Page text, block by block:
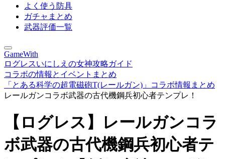
よく使う防具
ガチャまとめ
武器評価一覧
GameWith
ログレスいにしえの女神攻略ガイド
コラボの情報とイベントまとめ
「とある科学の超電磁砲T(レールガン)」コラボ情報まとめ
レールガンコラボ武器の古代機鋼兵初心者テンプレ！
【ログレス】レールガンコラ
ボ武器の古代機鋼兵初心者テ